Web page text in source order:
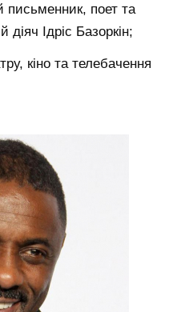
письменник, поет та
Ідріс Базоркін;
кіно та телебачення